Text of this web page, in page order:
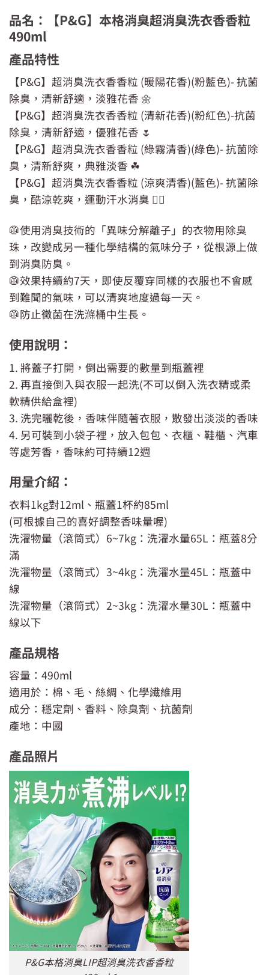
品名：【P&G】本格消臭超消臭洗衣香香粒
490ml
產品特性
【P&G】超消臭洗衣香香粒 (暖陽花香)(粉藍色)- 抗菌
除臭，清新舒適，淡雅花香 🌼
【P&G】超消臭洗衣香香粒 (清新花香)(粉紅色)-抗菌
除臭，清新舒適，優雅花香 🌷
【P&G】超消臭洗衣香香粒 (綠霧清香)(綠色)- 抗菌除
臭，清新舒爽，典雅淡香 ☘
【P&G】超消臭洗衣香香粒 (涼爽清香)(藍色)- 抗菌除
臭，酷涼乾爽，運動汗水消臭 🏃‍♂
🥼使用消臭技術的「異味分解離子」的衣物用除臭
珠，改變成另一種化學結構的氣味分子，從根源上做
到消臭防臭。
🥼效果持續約7天，即使反覆穿同樣的衣服也不會感
到難聞的氣味，可以清爽地度過每一天。
🥼防止黴菌在洗滌桶中生長。
使用說明：
1. 將蓋子打開，倒出需要的數量到瓶蓋裡
2. 再直接倒入與衣服一起洗(不可以倒入洗衣精或柔
軟精供給盒裡)
3. 洗完曬乾後，香味伴隨著衣服，散發出淡淡的香味
4. 另可裝到小袋子裡，放入包包、衣櫃、鞋櫃、汽車
等處芳香，香味約可持續12週
用量介紹：
衣料1kg對12ml、瓶蓋1杯約85ml
(可根據自己的喜好調整香味量喔)
洗濯物量（滾筒式）6~7kg：洗濯水量65L：瓶蓋8分
滿
洗濯物量（滾筒式）3~4kg：洗濯水量45L：瓶蓋中
線
洗濯物量（滾筒式）2~3kg：洗濯水量30L：瓶蓋中
線以下
產品規格
容量：490ml
適用於：棉、毛、絲綢、化學繊維用
成分：穩定劑、香料、除臭劑、抗菌劑
產地：中國
產品照片
P&G本格消臭LIP超消臭洗衣香香粒